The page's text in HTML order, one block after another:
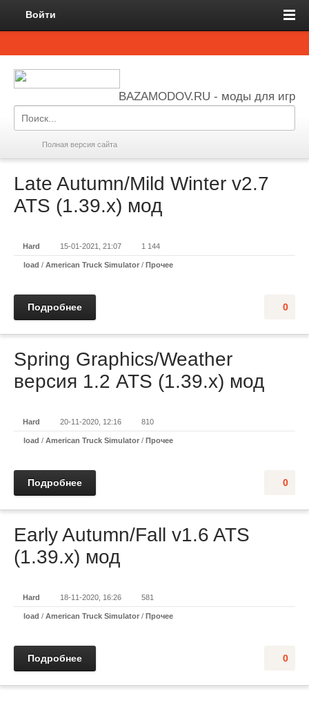
Войти
BAZAMODOV.RU - моды для игр
Полная версия сайта
Late Autumn/Mild Winter v2.7
ATS (1.39.x) мод
Hard 15-01-2021, 21:07 1 144
load / American Truck Simulator / Прочее
0
Подробнее
Spring Graphics/Weather
версия 1.2 ATS (1.39.x) мод
Hard 20-11-2020, 12:16 810
load / American Truck Simulator / Прочее
0
Подробнее
Early Autumn/Fall v1.6 ATS
(1.39.x) мод
Hard 18-11-2020, 16:26 581
load / American Truck Simulator / Прочее
0
Подробнее